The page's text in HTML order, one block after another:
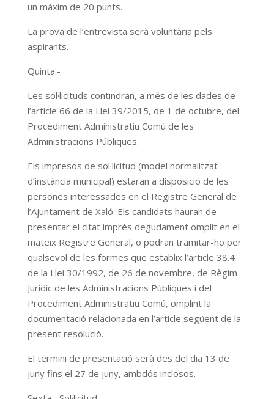
un màxim de 20 punts.
La prova de l’entrevista serà voluntària pels
aspirants.
Quinta.-
Les sol·licituds contindran, a més de les dades de
l’article 66 de la Llei 39/2015, de 1 de octubre, del
Procediment Administratiu Comú de les
Administracions Públiques.
Els impresos de sol·licitud (model normalitzat
d’instància municipal) estaran a disposició de les
persones interessades en el Registre General de
l’Ajuntament de Xaló. Els candidats hauran de
presentar el citat imprés degudament omplit en el
mateix Registre General, o podran tramitar-ho per
qualsevol de les formes que establix l’article 38.4
de la Llei 30/1992, de 26 de novembre, de Règim
Jurídic de les Administracions Públiques i del
Procediment Administratiu Comú, omplint la
documentació relacionada en l’article següent de la
present resolució.
El termini de presentació serà des del dia 13 de
juny fins el 27 de juny, ambdós inclosos.